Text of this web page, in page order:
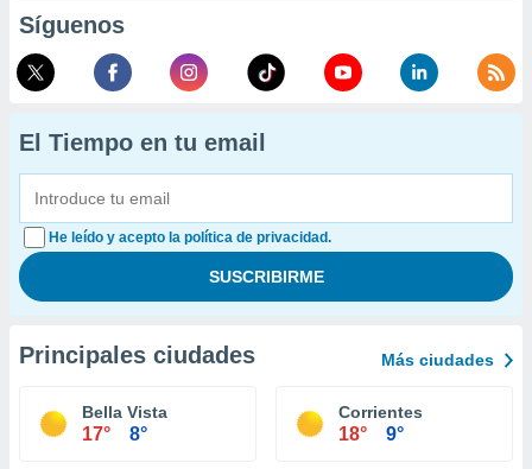
Síguenos
El Tiempo en tu email
He leído y acepto la política de privacidad.
Principales ciudades Más ciudades
Bella Vista
17° 8°
Corrientes
18° 9°